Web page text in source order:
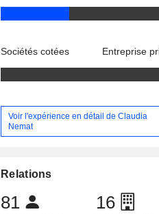
Sociétés cotées Entreprise
Voir l'expérience en détail de Claudia
Nemat
Relations
81 16